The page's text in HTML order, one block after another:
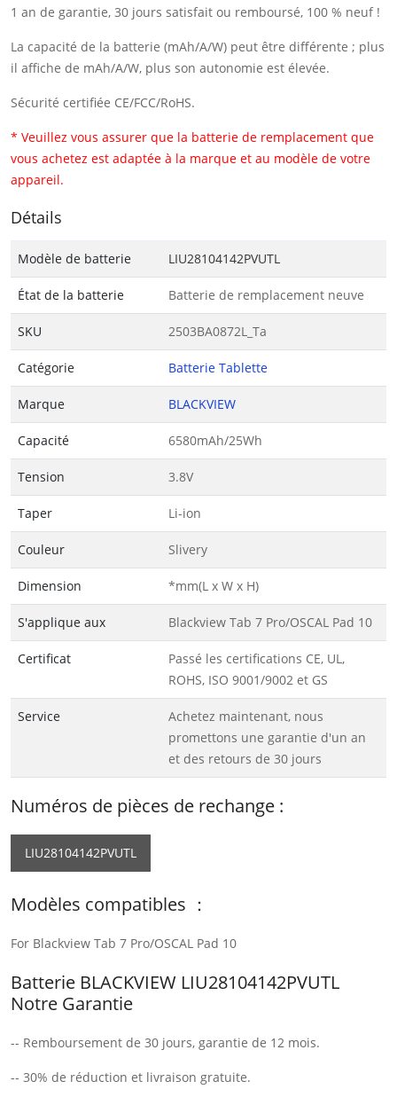
1 an de garantie, 30 jours satisfait ou remboursé, 100 % neuf !
La capacité de la batterie (mAh/A/W) peut être différente ; plus
il affiche de mAh/A/W, plus son autonomie est élevée.
Sécurité certifiée CE/FCC/RoHS.
* Veuillez vous assurer que la batterie de remplacement que
vous achetez est adaptée à la marque et au modèle de votre
appareil.
Détails
Modèle de batterie LIU28104142PVUTL
État de la batterie Batterie de remplacement neuve
SKU 2503BA0872L_Ta
Catégorie Batterie Tablette
Marque BLACKVIEW
Capacité 6580mAh/25Wh
Tension 3.8V
Taper Li-ion
Couleur Slivery
Dimension *mm(L x W x H)
S'applique aux Blackview Tab 7 Pro/OSCAL Pad 10
Certificat
Passé les certifications CE, UL,
ROHS, ISO 9001/9002 et GS
Service
Achetez maintenant, nous
promettons une garantie d'un an
et des retours de 30 jours
Numéros de pièces de rechange :
LIU28104142PVUTL
Modèles compatibles ：
For Blackview Tab 7 Pro/OSCAL Pad 10
Batterie BLACKVIEW LIU28104142PVUTL
Notre Garantie
-- Remboursement de 30 jours, garantie de 12 mois.
-- 30% de réduction et livraison gratuite.